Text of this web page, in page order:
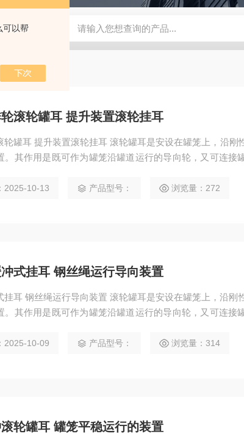
可以帮
用 矿用本安型行程开关KHXC24 井下机电设备 便携
滚轮罐耳 提升装置滚轮挂耳
轮罐耳 提升装置滚轮挂耳 滚轮罐耳是安设在罐笼上，沿刚
。其作用是既可作为罐笼沿罐道运行的导向轮，又可连接
多种罐笼配件
2025-10-13 产品型号： 浏览量：272
式挂耳 钢丝绳运行导向装置
沿刚性组合罐道上下
。其作用是既可作为罐笼沿罐道运行的导向轮，又可连接
多种罐笼配件
2025-10-09 产品型号： 浏览量：314
轮罐耳 罐笼平稳运行的装置